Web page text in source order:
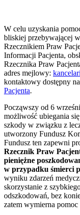
W celu uzyskania
bliskiej przebywającej
Rzecznikiem Praw
Informacji Pacjenta,
Rzecznika Praw
adres mejlowy:
kontaktowy dostępny na
Pacjenta.
Począwszy od 6
możliwość ubiegania
szkody w związku z
utworzony Fundusz
Fundusz ten zapewni
Rzecznik Praw
pieniężne
w przypadku śmierci
wyniku zdarzeń
skorzystanie z
odszkodowań, bez
zatem wymierna pomoc